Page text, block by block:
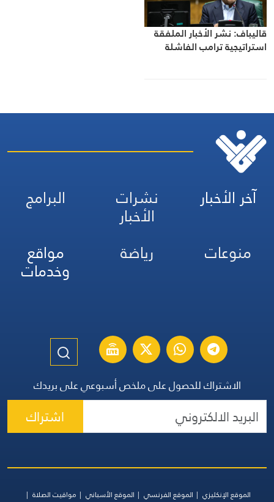
قاليباف: نشر الأخبار الملفقة
استراتيجية ترامب الفاشلة
آخر الأخبار نشرات
الأخبار
البرامج
منوعات
رياضة مواقع
وخدمات
الاشتراك للحصول على ملخص أسبوعي على بريدك
اشتراك
الموقع الإنكليزي الموقع الفرنسي الموقع الأسباني مواقيت الصلاة